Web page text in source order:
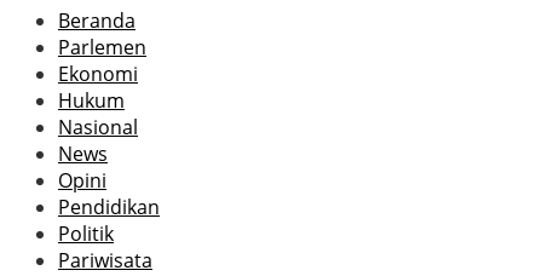
Beranda
Parlemen
Ekonomi
Hukum
Nasional
News
Opini
Pendidikan
Politik
Pariwisata